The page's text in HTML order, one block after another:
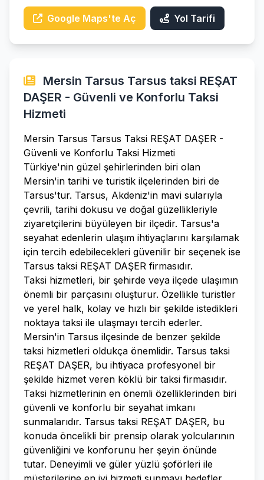
Google Maps'te Aç Yol Tarifi
Mersin Tarsus Tarsus taksi REŞAT
DAŞER - Güvenli ve Konforlu Taksi
Hizmeti
Mersin Tarsus Tarsus Taksi REŞAT DAŞER -
Güvenli ve Konforlu Taksi Hizmeti
Türkiye'nin güzel şehirlerinden biri olan
Mersin'in tarihi ve turistik ilçelerinden biri de
Tarsus'tur. Tarsus, Akdeniz'in mavi sularıyla
çevrili, tarihi dokusu ve doğal güzellikleriyle
ziyaretçilerini büyüleyen bir ilçedir. Tarsus'a
seyahat edenlerin ulaşım ihtiyaçlarını karşılamak
için tercih edebilecekleri güvenilir bir seçenek ise
Tarsus taksi REŞAT DAŞER firmasıdır.
Taksi hizmetleri, bir şehirde veya ilçede ulaşımın
önemli bir parçasını oluşturur. Özellikle turistler
ve yerel halk, kolay ve hızlı bir şekilde istedikleri
noktaya taksi ile ulaşmayı tercih ederler.
Mersin'in Tarsus ilçesinde de benzer şekilde
taksi hizmetleri oldukça önemlidir. Tarsus taksi
REŞAT DAŞER, bu ihtiyaca profesyonel bir
şekilde hizmet veren köklü bir taksi firmasıdır.
Taksi hizmetlerinin en önemli özelliklerinden biri
güvenli ve konforlu bir seyahat imkanı
sunmalarıdır. Tarsus taksi REŞAT DAŞER, bu
konuda öncelikli bir prensip olarak yolcularının
güvenliğini ve konforunu her şeyin önünde
tutar. Deneyimli ve güler yüzlü şoförleri ile